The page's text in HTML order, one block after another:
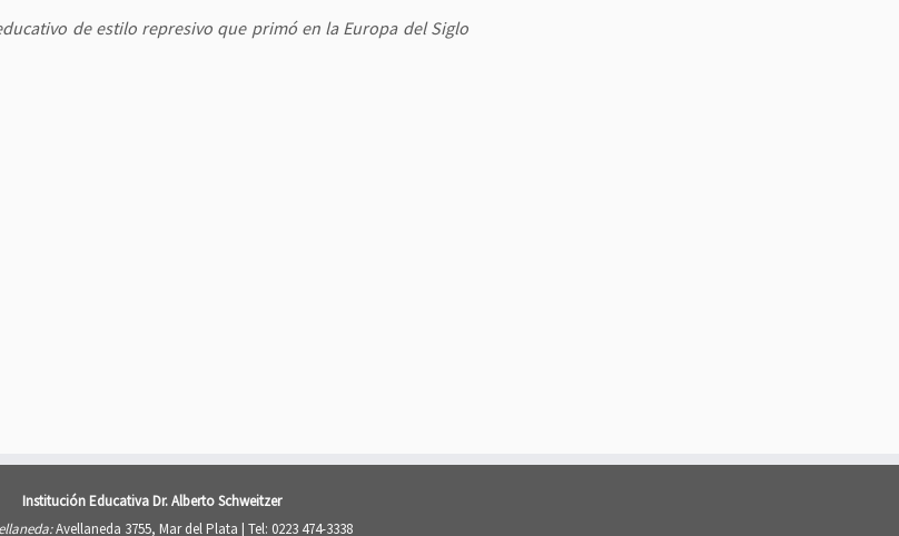
de estilo represivo que primó en la Europa del Siglo
Institución Educativa Dr. Alberto Schweitzer
Avellaneda 3755, Mar del Plata | Tel: 0223 474-3338